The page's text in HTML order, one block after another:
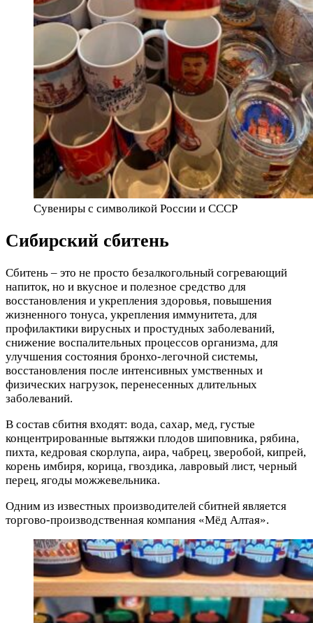
Сувениры с символикой России и СССР
Сибирский сбитень
Сбитень – это не просто безалкогольный согревающий
напиток, но и вкусное и полезное средство для
восстановления и укрепления здоровья, повышения
жизненного тонуса, укрепления иммунитета, для
профилактики вирусных и простудных заболеваний,
снижение воспалительных процессов организма, для
улучшения состояния бронхо-легочной системы,
восстановления после интенсивных умственных и
физических нагрузок, перенесенных длительных
заболеваний.
В состав сбитня входят: вода, сахар, мед, густые
концентрированные вытяжки плодов шиповника, рябина,
пихта, кедровая скорлупа, аира, чабрец, зверобой, кипрей,
корень имбиря, корица, гвоздика, лавровый лист, черный
перец, ягоды можжевельника.
Одним из известных производителей сбитней является
торгово-производственная компания «Мёд Алтая».